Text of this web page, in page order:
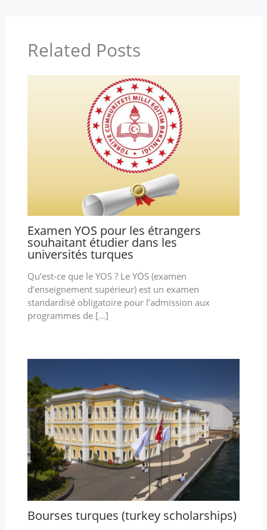
Related Posts
Examen YOS pour les étrangers
souhaitant étudier dans les
universités turques
Qu’est-ce que le YOS ? Le YÖS (examen
d’enseignement supérieur) est un examen
standardisé obligatoire pour l’admission aux
programmes de […]
Bourses turques (turkey scholarships)